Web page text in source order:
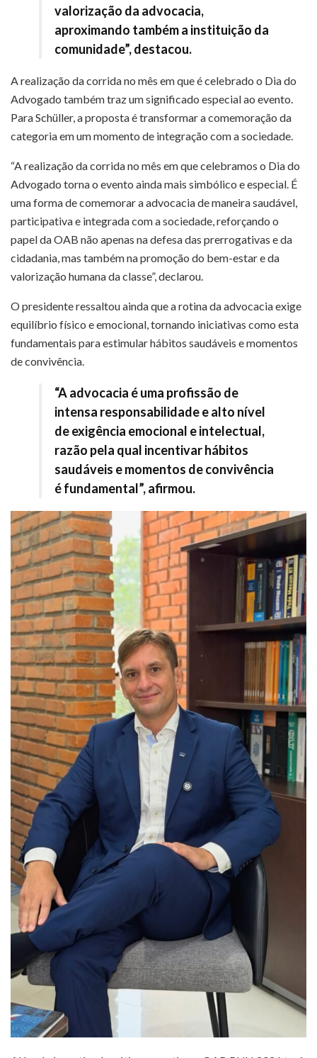
valorização da advocacia,
aproximando também a instituição da
comunidade”, destacou.
A realização da corrida no mês em que é celebrado o Dia do
Advogado também traz um significado especial ao evento.
Para Schüller, a proposta é transformar a comemoração da
categoria em um momento de integração com a sociedade.
“A realização da corrida no mês em que celebramos o Dia do
Advogado torna o evento ainda mais simbólico e especial. É
uma forma de comemorar a advocacia de maneira saudável,
participativa e integrada com a sociedade, reforçando o
papel da OAB não apenas na defesa das prerrogativas e da
cidadania, mas também na promoção do bem-estar e da
valorização humana da classe”, declarou.
O presidente ressaltou ainda que a rotina da advocacia exige
equilíbrio físico e emocional, tornando iniciativas como esta
fundamentais para estimular hábitos saudáveis e momentos
de convivência.
“A advocacia é uma profissão de
intensa responsabilidade e alto nível
de exigência emocional e intelectual,
razão pela qual incentivar hábitos
saudáveis e momentos de convivência
é fundamental”, afirmou.